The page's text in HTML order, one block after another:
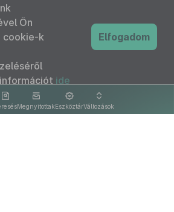
MegnyitottakEszköztárVáltozások
Ön
cookie-k
ide
Elfogadom